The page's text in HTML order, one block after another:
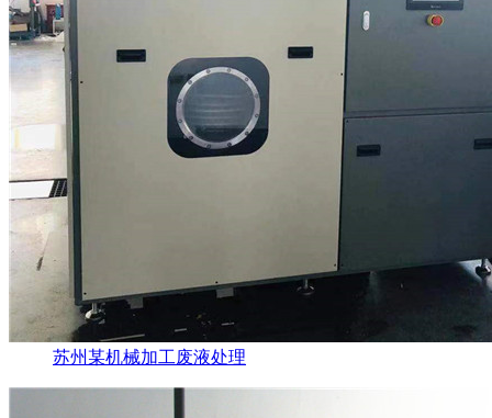
苏州某机械加工废液处理